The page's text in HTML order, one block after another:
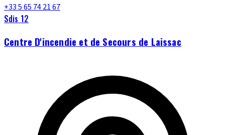
+33 5 65 74 21 67
Sdis 12
Centre D'incendie et de Secours de Laissac